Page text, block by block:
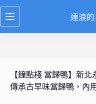
跳
至
達浪
【鐘點棧 當歸鴨】新
傳承古早味當歸鴨，內